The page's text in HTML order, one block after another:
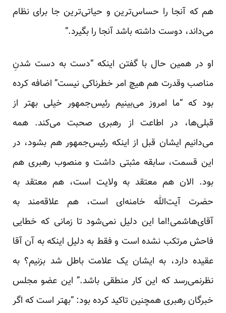
هم که آنجا را حساس‌ترین و حیاتی‌ترین جا برای نظام
می‌داند، دوست داشته باشد آنجا را بگیرد.”
او در همین حال با گفتن اینکه “دست به دست شدنِ
مناصب وقدرت هم هیچ امر خطرناکی نیست” اضافه کرده
بود که “ما امروز می‌بینیم رئیس‌‌جمهور خیلی بهتر از
قبلی‌ها، در اطاعت از رهبری صحبت می‌کند. همه
می‌دانیم ایشان قبل از اینکه رئیس‌‌جمهور هم بشود، در
این قسمت، سابقه مثبتی داشت و منصوب رهبری هم
بود. الان هم معتقد به ولایت است، هم معتقد به
حضرت آیت‌الله خامنه‌ای است، هم علاقه‌مند به
آقای‌هاشمی!اما این دلیل نمی‌شود تا زمانی که خطایی
فاحش مرتکب نشده است و فقط به دلیل اینکه به آن آقا
عقیده دارد، به ایشان یک علامت باطل شد بزنیم؟ به
نظرنمی‌رسد که این کار منطقی باشد.” این عضو مجلس
خبرگان رهبری همچنین تاکید کرده بود: “بهتر است که اگر